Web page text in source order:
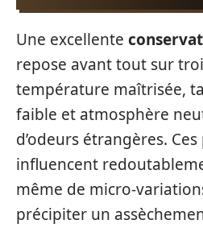
Une excellente
repose avant tout sur
température maîtrisée,
faible et atmosphère
d’odeurs étrangères.
influencent
même de micro-
précipiter un